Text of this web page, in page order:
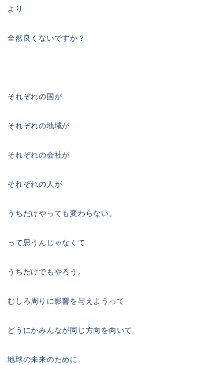
より
全然良くないですか？
それぞれの国が
それぞれの地域が
それぞれの会社が
それぞれの人が
うちだけやっても変わらない。
って思うんじゃなくて
うちだけでもやろう。
むしろ周りに影響を与えようって
どうにかみんなが同じ方向を向いて
地球の未来のために